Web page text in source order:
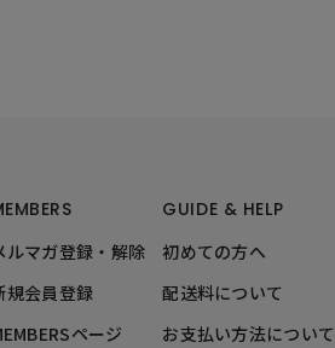
ルマガ登録・解除
規会員登録
ページ
GUIDE & HELP
初めての方へ
配送料について
お支払い方法について